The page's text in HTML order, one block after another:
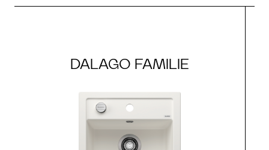
DALAGO FAMILIE